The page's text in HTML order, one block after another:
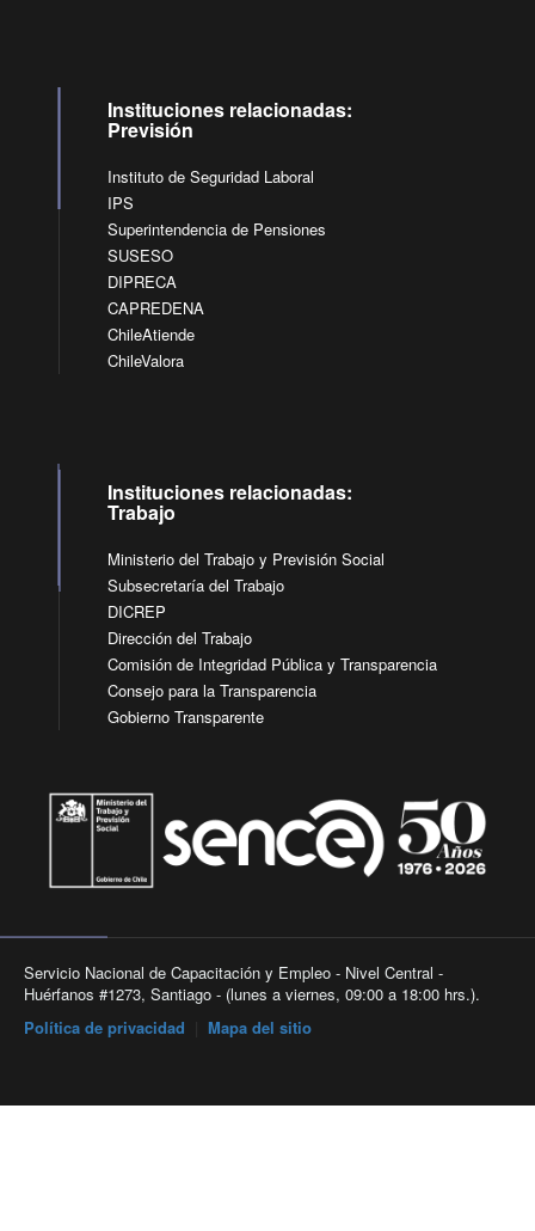
Instituciones relacionadas:
Previsión
Instituto de Seguridad Laboral
IPS
Superintendencia de Pensiones
SUSESO
DIPRECA
CAPREDENA
ChileAtiende
ChileValora
Instituciones relacionadas:
Trabajo
Ministerio del Trabajo y Previsión Social
Subsecretaría del Trabajo
DICREP
Dirección del Trabajo
Comisión de Integridad Pública y Transparencia
Consejo para la Transparencia
Gobierno Transparente
Servicio Nacional de Capacitación y Empleo - Nivel Central -
Huérfanos #1273, Santiago - (lunes a viernes, 09:00 a 18:00 hrs.).
Política de privacidad
Mapa del sitio